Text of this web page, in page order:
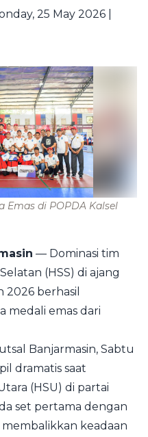
25 May 2026 |
Emas di POPDA Kalsel
— Dominasi tim
(HSS) di ajang
2026 berhasil
medali emas dari
Banjarmasin, Sabtu
dramatis saat
(HSU) di partai
set pertama dengan
membalikkan keadaan